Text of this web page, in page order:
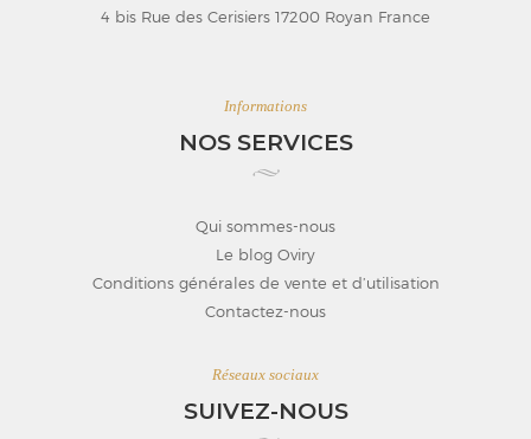
4 bis Rue des Cerisiers 17200 Royan France
Informations
NOS SERVICES
Qui sommes-nous
Le blog Oviry
Conditions générales de vente et d’utilisation
Contactez-nous
Réseaux sociaux
SUIVEZ-NOUS